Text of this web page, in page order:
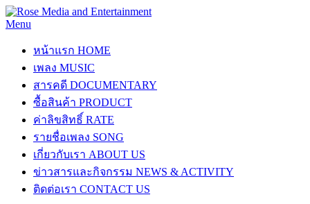
Menu
หน้าแรก HOME
เพลง MUSIC
สารคดี DOCUMENTARY
ซื้อสินค้า PRODUCT
ค่าลิขสิทธิ์ RATE
รายชื่อเพลง SONG
เกี่ยวกับเรา ABOUT US
ข่าวสารและกิจกรรม NEWS & ACTIVITY
ติดต่อเรา CONTACT US